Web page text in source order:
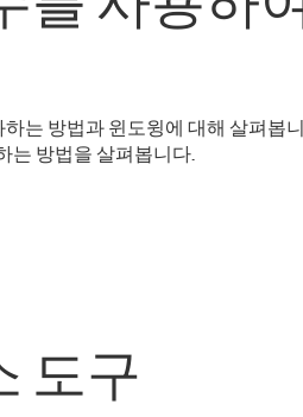
는 방법과 윈도윙에 대해 살펴봅
는 방법을 살펴봅니다.
도구